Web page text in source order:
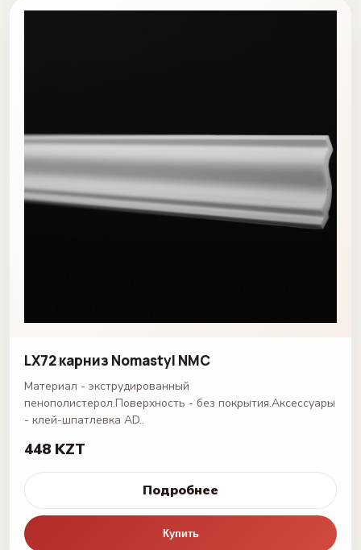
LX72 карниз Nomastyl NMC
Материал - экструдированный
пенополистерол.Поверхность - без покрытия.Аксессуары
- клей-шпатлевка AD..
448 KZT
Подробнее
Купить